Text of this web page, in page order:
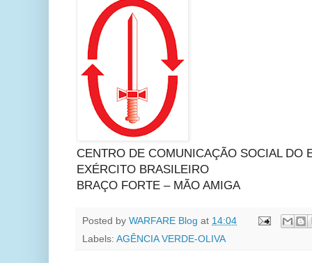
CENTRO DE COMUNICAÇÃO SOCIAL DO
EXÉRCITO BRASILEIRO
BRAÇO FORTE – MÃO AMIGA
Posted by WARFARE Blog at 14:04
Labels: AGÊNCIA VERDE-OLIVA